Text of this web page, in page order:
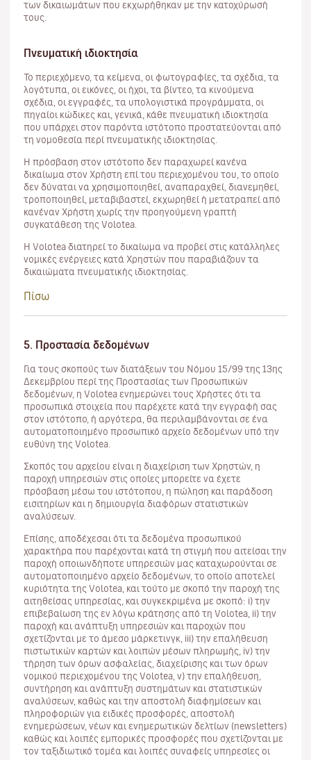
των δικαιωμάτων που εκχωρήθηκαν με την κατοχύρωσή
τους.
Πνευματική ιδιοκτησία
Το περιεχόμενο, τα κείμενα, οι φωτογραφίες, τα σχέδια, τα
λογότυπα, οι εικόνες, οι ήχοι, τα βίντεο, τα κινούμενα
σχέδια, οι εγγραφές, τα υπολογιστικά προγράμματα, οι
πηγαίοι κώδικες και, γενικά, κάθε πνευματική ιδιοκτησία
που υπάρχει στον παρόντα ιστότοπο προστατεύονται από
τη νομοθεσία περί πνευματικής ιδιοκτησίας.
Η πρόσβαση στον ιστότοπο δεν παραχωρεί κανένα
δικαίωμα στον Χρήστη επί του περιεχομένου του, το οποίο
δεν δύναται να χρησιμοποιηθεί, αναπαραχθεί, διανεμηθεί,
τροποποιηθεί, μεταβιβαστεί, εκχωρηθεί ή μετατραπεί από
κανέναν Χρήστη χωρίς την προηγούμενη γραπτή
συγκατάθεση της Volotea.
Η Volotea διατηρεί το δικαίωμα να προβεί στις κατάλληλες
νομικές ενέργειες κατά Χρηστών που παραβιάζουν τα
δικαιώματα πνευματικής ιδιοκτησίας.
Πίσω
5. Προστασία δεδομένων
Για τους σκοπούς των διατάξεων του Νόμου 15/99 της 13ης
Δεκεμβρίου περί της Προστασίας των Προσωπικών
δεδομένων, η Volotea ενημερώνει τους Χρήστες ότι τα
προσωπικά στοιχεία που παρέχετε κατά την εγγραφή σας
στον ιστότοπο, ή αργότερα, θα περιλαμβάνονται σε ένα
αυτοματοποιημένο προσωπικό αρχείο δεδομένων υπό την
ευθύνη της Volotea.
Σκοπός του αρχείου είναι η διαχείριση των Χρηστών, η
παροχή υπηρεσιών στις οποίες μπορείτε να έχετε
πρόσβαση μέσω του ιστότοπου, η πώληση και παράδοση
εισιτηρίων και η δημιουργία διαφόρων στατιστικών
αναλύσεων.
Επίσης, αποδέχεσαι ότι τα δεδομένα προσωπικού
χαρακτήρα που παρέχονται κατά τη στιγμή που αιτείσαι την
παροχή οποιωνδήποτε υπηρεσιών μας καταχωρούνται σε
αυτοματοποιημένο αρχείο δεδομένων, το οποίο αποτελεί
κυριότητα της Volotea, και τούτο με σκοπό την παροχή της
αιτηθείσας υπηρεσίας, και συγκεκριμένα με σκοπό: i) την
επιβεβαίωση της εν λόγω κράτησης από τη Volotea, ii) την
παροχή και ανάπτυξη υπηρεσιών και παροχών που
σχετίζονται με το άμεσο μάρκετινγκ, iii) την επαλήθευση
πιστωτικών καρτών και λοιπών μέσων πληρωμής, iv) την
τήρηση των όρων ασφαλείας, διαχείρισης και των όρων
νομικού περιεχομένου της Volotea, v) την επαλήθευση,
συντήρηση και ανάπτυξη συστημάτων και στατιστικών
αναλύσεων, καθώς και την αποστολή διαφημίσεων και
πληροφοριών για ειδικές προσφορές, αποστολή
ενημερώσεων, νέων και ενημερωτικών δελτίων (newsletters)
καθώς και λοιπές εμπορικές προσφορές που σχετίζονται με
τον ταξιδιωτικό τομέα και λοιπές συναφείς υπηρεσίες οι